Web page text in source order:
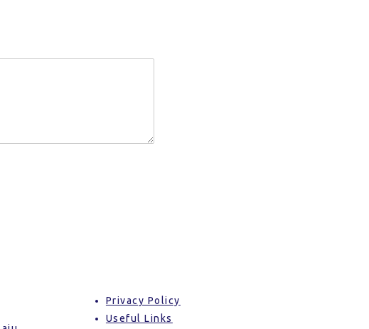
Privacy Policy
Useful Links